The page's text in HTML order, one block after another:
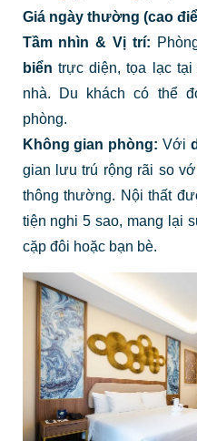
Giá ngày thường (cao
Tầm nhìn & Vị trí:
biển trực diện, tọa lạc tại
nhà. Du khách có thể
phòng.
Không gian phòng: Với
gian lưu trú rộng rãi so
thông thường. Nội thất
tiện nghi 5 sao, mang lại
cặp đôi hoặc bạn bè.